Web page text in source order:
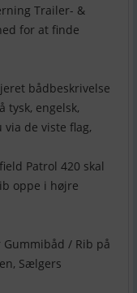
Trailer- &
for at finde
bådbeskrivelse
tysk, engelsk,
de viste flag,
Patrol 420 skal
oppe i højre
/ Rib på
Sælgers